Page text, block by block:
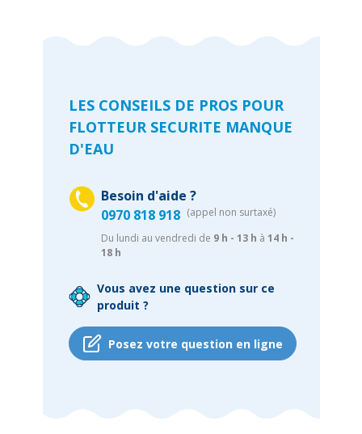
LES CONSEILS DE PROS POUR
FLOTTEUR SECURITE MANQUE
D'EAU
Besoin d'aide ?
0970 818 918 (appel non surtaxé)
Du lundi au vendredi de 9 h - 13 h à 14 h -
18 h
Vous avez une question sur ce
produit ?
Posez votre question en ligne